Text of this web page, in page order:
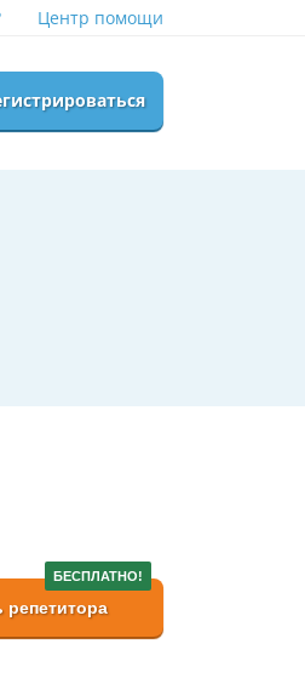
Центр помощи
БЕСПЛАТНО!
репетитора